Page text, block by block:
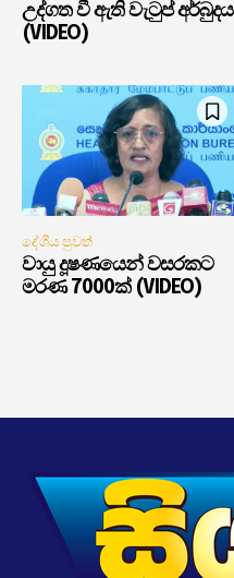
උද්ගත වී ඇති වැටුප් අර්බුදය
(VIDEO)
දේශීය පුවත්
වායු දූෂණයෙන් වසරකට
මරණ 7000ක් (VIDEO)